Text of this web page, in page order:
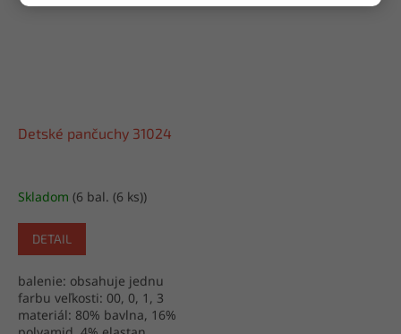
Detské pančuchy 31024
Skladom (6 bal. (6 ks))
DETAIL
balenie: obsahuje jednu
farbu veľkosti: 00, 0, 1, 3
materiál: 80% bavlna, 16%